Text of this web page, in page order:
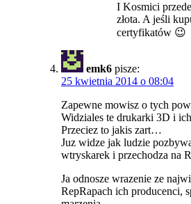
I Kosmici
złota. A jeśli
certyfikatów 😉
emk6 pisze:
25 kwietnia 2014 o 08:04
Zapewne mowisz o tych
Widziales te drukarki 3D i
Przeciez to jakis zart…
Juz widze jak ludzie
wtryskarek i przechodza na
Ja odnosze wrazenie ze
RepRapach ich producenci,